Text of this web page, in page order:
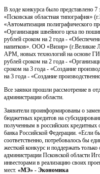
В ходе конкурса было представлено
«Псковская областная типография»
«Автоматизация полиграфического
«Организация швейного цеха по
рублей сроком на 2 года -
напитков». ООО «Визир» (г.Великие
АРМ, новых технологий на основе
рублей сроком на 2 года -
сроком на 3 года - «Создание
на 3 года - «Создание
Все заявки прошли рассмотрение в
администрации области.
Заявители проинформированы о
бюджетных кредитов на
полученным в российских кредитных
банка Российской Федерации. «Если
соответственно, потребовалось бы
жесткий конкурс и поддержать
администрации Псковской области
инвесторами в реализацию своих
мест. «МЭ» - Экономика